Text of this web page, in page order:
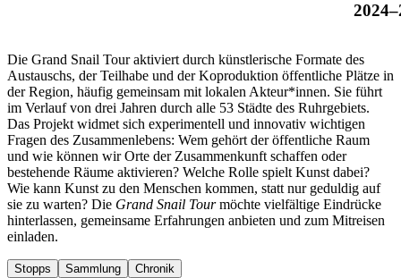
Die Grand Snail Tour aktiviert durch künstlerische Formate des
Austauschs, der Teilhabe und der Koproduktion öffentliche Plätze in
der Region, häufig gemeinsam mit lokalen Akteur*innen. Sie führt
im Verlauf von drei Jahren durch alle 53 Städte des Ruhrgebiets.
Das Projekt widmet sich experimentell und innovativ wichtigen
Fragen des Zusammenlebens: Wem gehört der öffentliche Raum
und wie können wir Orte der Zusammenkunft schaffen oder
bestehende Räume aktivieren? Welche Rolle spielt Kunst dabei?
Wie kann Kunst zu den Menschen kommen, statt nur geduldig auf
sie zu warten? Die Grand Snail Tourmöchte vielfältige Eindrücke
hinterlassen, gemeinsame Erfahrungen anbieten und zum Mitreisen
einladen.
Stopps Sammlung
Chronik